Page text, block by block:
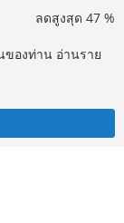
ของท่าน อ่านราย
ลดสูงสุด 47 %